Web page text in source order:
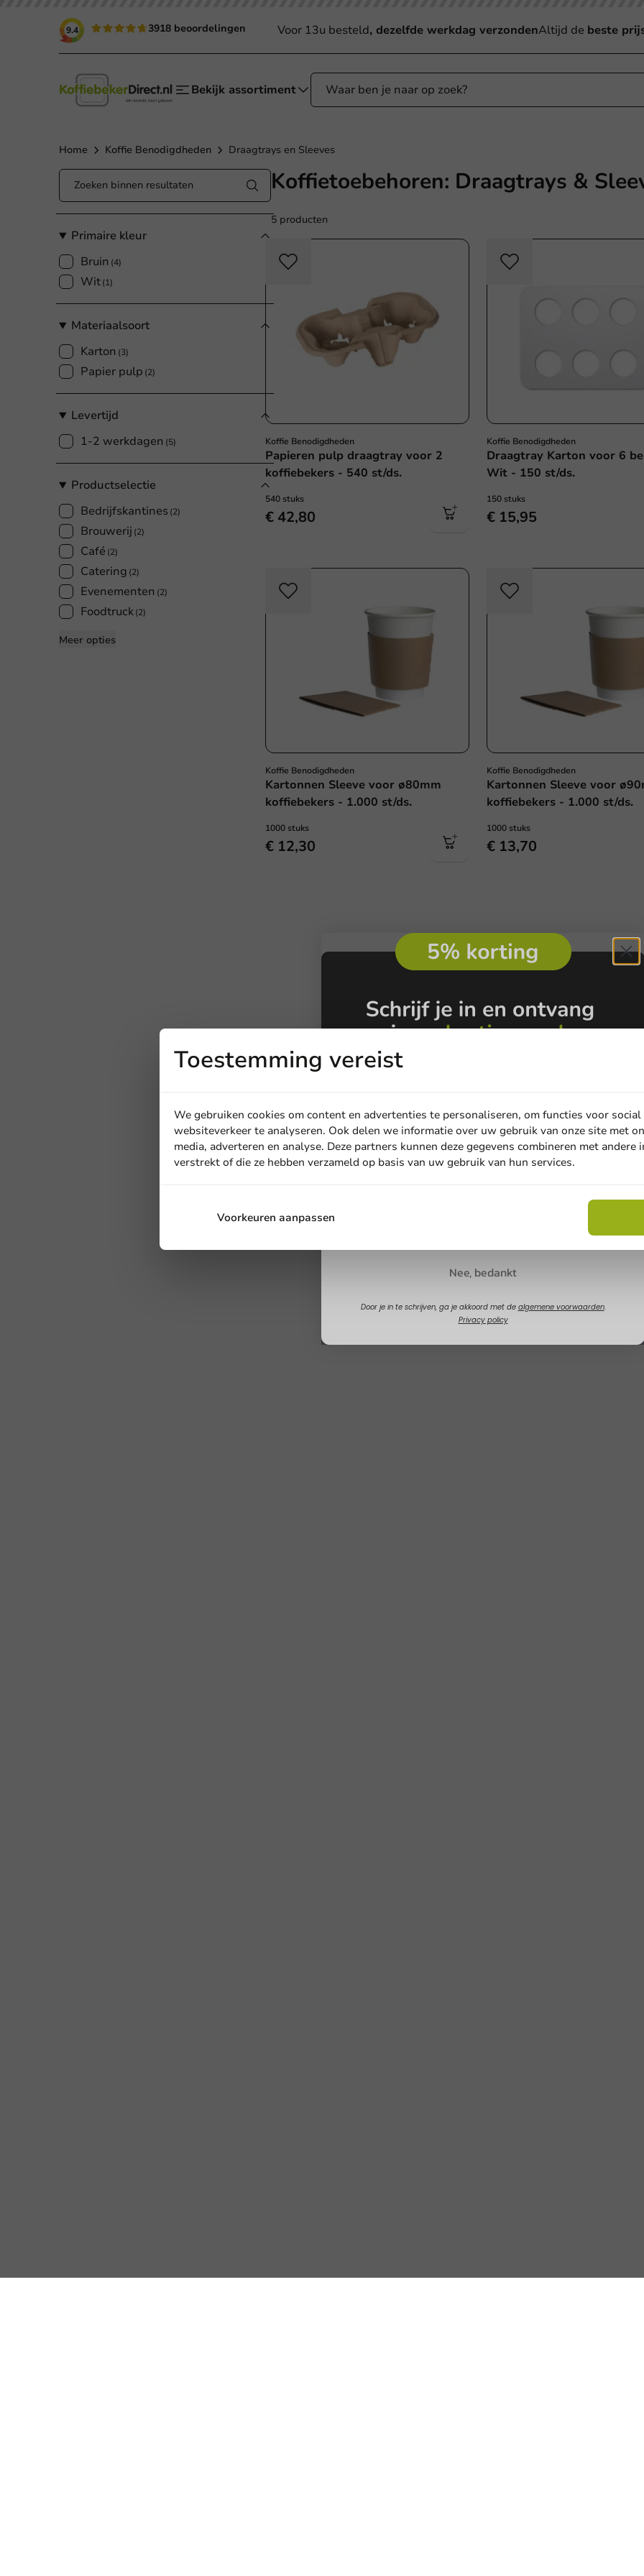
9.4 3918 beoordelingen Voor 13u besteld, dezelfde werkdag verzondenAltijd de beste
Bekijk assortiment
Home Koffie Benodigdheden Draagtrays en Sleeves
Primaire kleur
Bruin (4)
Wit(1)
Materiaalsoort
Karton (3)
Papier pulp (2)
Levertijd
1-2 werkdagen (5)
Productselectie
Bedrijfskantines (2)
Brouwerij (2)
Café (2)
Catering (2)
Evenementen (2)
Foodtruck(2)
Meer opties
Koffietoebehoren: Draagtrays &
5 producten
Koffie Benodigdheden
Papieren pulp draagtray voor 2
koffiebekers - 540 st/ds.
540 stuks
€ 42,80
Koffie Benodigdheden
Draagtray Karton voor 6
Wit - 150 st/ds.
150 stuks
€ 15,95
Koffie Benodigdheden
Kartonnen Sleeve voor ø80mm
koffiebekers - 1.000 st/ds.
1000 stuks
€ 12,30
Koffie Benodigdheden
Kartonnen Sleeve voor
koffiebekers - 1.000 st/ds.
1000 stuks
€ 13,70
Toestemming vereist
We gebruiken cookies om content en advertenties te personaliseren, om functies voor
websiteverkeer te analyseren. Ook delen we informatie over uw gebruik van onze site met
media, adverteren en analyse. Deze partners kunnen deze gegevens combineren met andere
verstrekt of die ze hebben verzameld op basis van uw gebruik van hun services.
Voorkeuren aanpassen
Email
Nee, bedankt
Door je in te schrijven, ga je akkoord met de algemene voorwaarden.
Privacy policy